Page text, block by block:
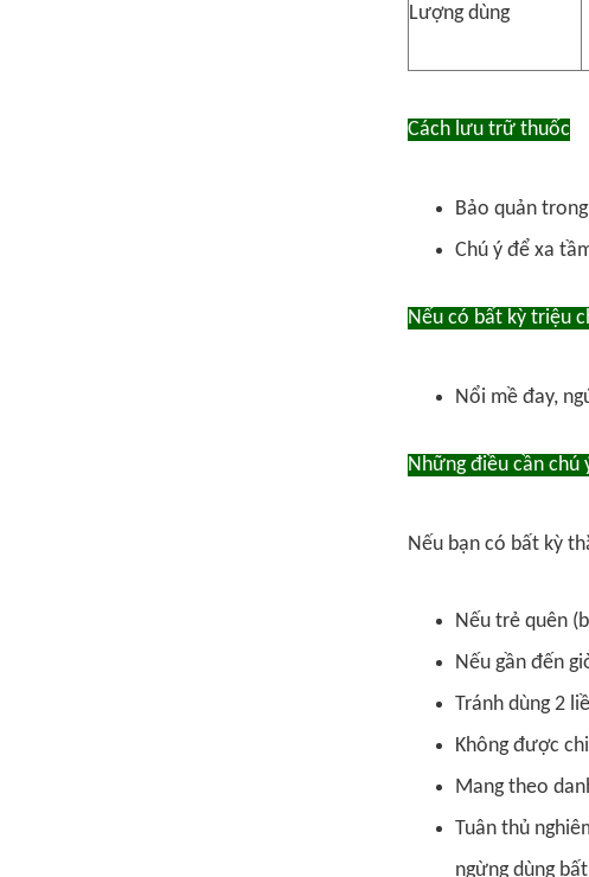
Lượng dùng
Cách lưu trữ thuốc
Bảo quản
Chú ý để xa
Nếu có bất kỳ triệu
Nổi mề đay,
Những điều cần chú
Nếu bạn có bất kỳ
Nếu trẻ quên
Nếu gần đến
Tránh dùng 2
Không được
Mang theo
Tuân thủ
ngừng dùng